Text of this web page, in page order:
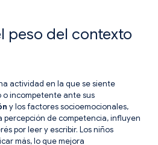
peso del contexto
actividad en la que se siente
incompetente ante sus
y los factores socioemocionales,
de competencia, influyen
por leer y escribir. Los niños
más, lo que mejora